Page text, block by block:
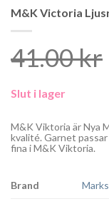
M&K Victoria
41.00kr
Slut i lager
M&K Viktoria är Nya
kvalité. Garnet
fina i M&K Viktoria.
Brand